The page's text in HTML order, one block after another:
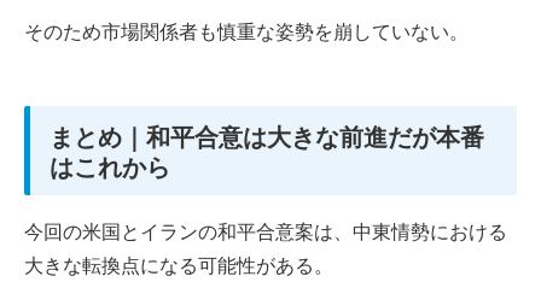
そのため市場関係者も慎重な姿勢を崩していない。
まとめ｜和平合意は大きな前進だが本番
はこれから
今回の米国とイランの和平合意案は、中東情勢における
大きな転換点になる可能性がある。